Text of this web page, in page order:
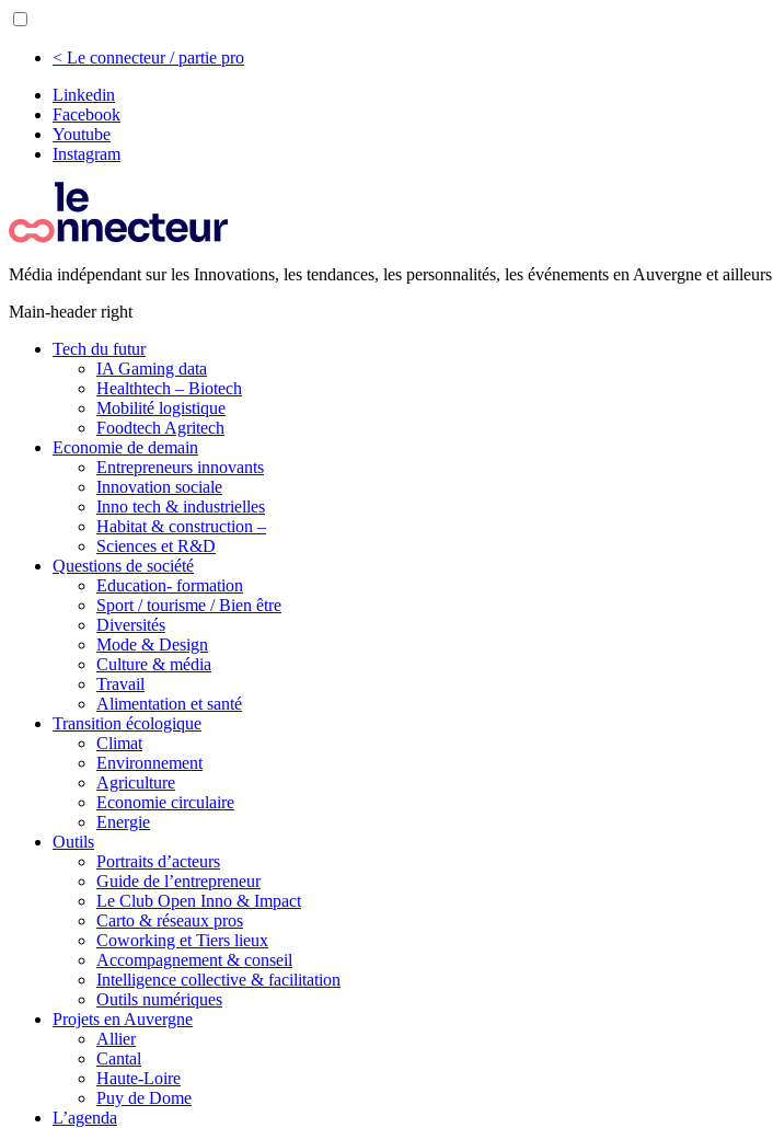
< Le connecteur / partie pro
Linkedin
Facebook
Youtube
Instagram
Média indépendant sur les Innovations, les tendances, les personnalités, les événements en Auvergne et ailleurs
Main-header right
Tech du futur
IA Gaming data
Healthtech – Biotech
Mobilité logistique
Foodtech Agritech
Economie de demain
Entrepreneurs innovants
Innovation sociale
Inno tech & industrielles
Habitat & construction –
Sciences et R&D
Questions de société
Education- formation
Sport / tourisme / Bien être
Diversités
Mode & Design
Culture & média
Travail
Alimentation et santé
Transition écologique
Climat
Environnement
Agriculture
Economie circulaire
Energie
Outils
Portraits d’acteurs
Guide de l’entrepreneur
Le Club Open Inno & Impact
Carto & réseaux pros
Coworking et Tiers lieux
Accompagnement & conseil
Intelligence collective & facilitation
Outils numériques
Projets en Auvergne
Allier
Cantal
Haute-Loire
Puy de Dome
L’agenda